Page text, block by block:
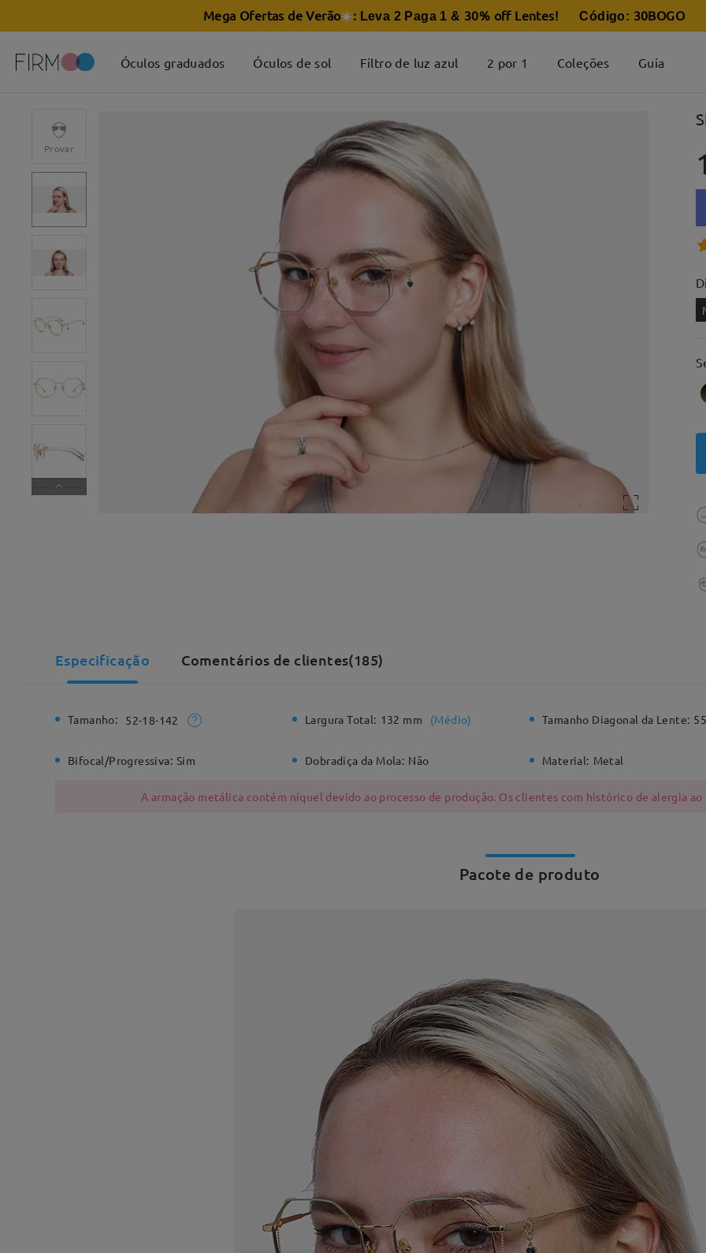
Mega Ofertas de Verão☀️: Leva 2 Paga 1 & 30% off Lentes! Código: 30BOGO
Óculos graduados Óculos de sol Filtro de luz azul 2 por 1 Coleções Guia
Provar
Especificação Comentários de clientes(185)
Tamanho: 52-18-142 Largura Total: 132 mm (Médio) Tamanho Diagonal da Lente:
Bifocal/Progressiva: Sim Dobradiça da Mola: Não Material: Metal
A armação metálica contém níquel devido ao processo de produção. Os clientes com histórico de alergia
Pacote de produto